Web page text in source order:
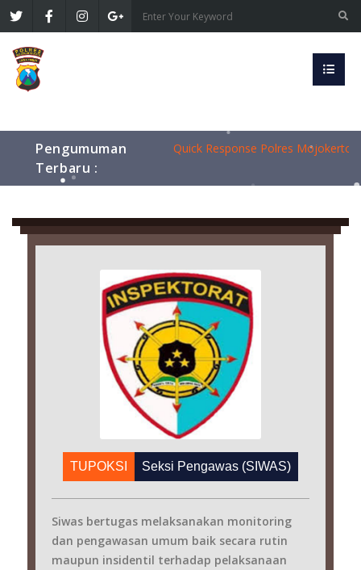
Pengumuman
Terbaru :
Kapolres Mojokerto Kota Cup I:
Quick Response Polres Mojokerto
Polres Mojokerto Kota Cegah
Kapolres Mojokerto Kota Cup I:
Quick Response Polres Mojokerto
TUPOKSI Seksi Pengawas (SIWAS)
Siwas bertugas melaksanakan monitoring
dan pengawasan umum baik secara rutin
maupun insidentil terhadap pelaksanaan